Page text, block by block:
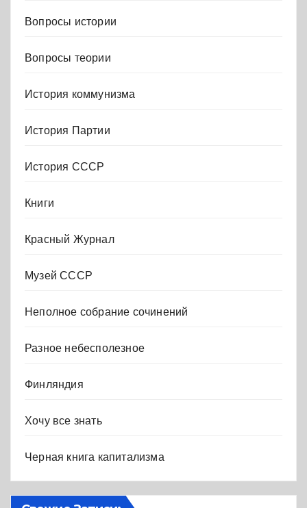
Вопросы истории
Вопросы теории
История коммунизма
История Партии
История СССР
Книги
Красный Журнал
Музей СССР
Неполное собрание сочинений
Разное небесполезное
Финляндия
Хочу все знать
Черная книга капитализма